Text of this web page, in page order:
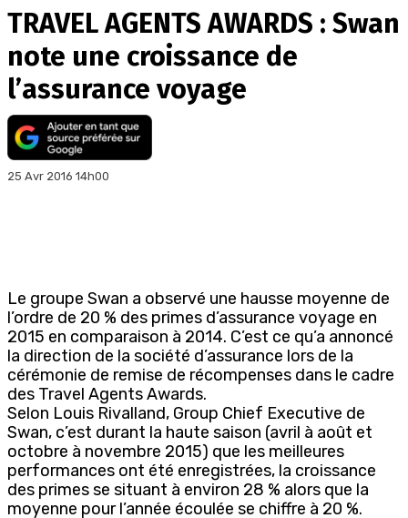
TRAVEL AGENTS AWARDS : Swan
note une croissance de
l’assurance voyage
25 Avr 2016 14h00
Le groupe Swan a observé une hausse moyenne de
l’ordre de 20 % des primes d’assurance voyage en
2015 en comparaison à 2014. C’est ce qu’a annoncé
la direction de la société d’assurance lors de la
cérémonie de remise de récompenses dans le cadre
des Travel Agents Awards.
Selon Louis Rivalland, Group Chief Executive de
Swan, c’est durant la haute saison (avril à août et
octobre à novembre 2015) que les meilleures
performances ont été enregistrées, la croissance
des primes se situant à environ 28 % alors que la
moyenne pour l’année écoulée se chiffre à 20 %.